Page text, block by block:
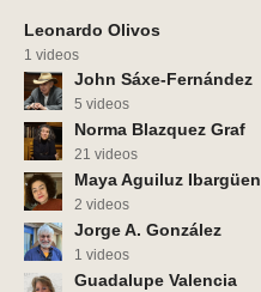
Leonardo Olivos
1 videos
John Sáxe-Fernández
5 videos
Norma Blazquez Graf
21 videos
Maya Aguiluz Ibargüen
2 videos
Jorge A. González
1 videos
Guadalupe Valencia